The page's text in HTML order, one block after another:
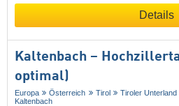
Details
Kaltenbach –
optimal)
Europa Österreich Tirol Tiroler Unterland
Kaltenbach